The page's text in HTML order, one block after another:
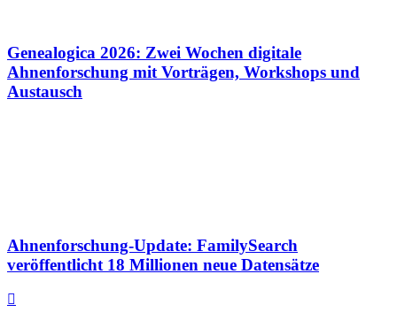
Genealogica 2026: Zwei Wochen digitale
Ahnenforschung mit Vorträgen, Workshops und
Austausch
Ahnenforschung-Update: FamilySearch
veröffentlicht 18 Millionen neue Datensätze